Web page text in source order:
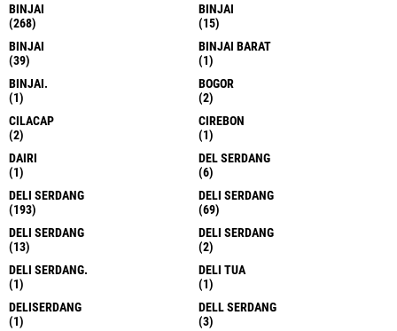
BINJAI
(268)
BINJAI
(15)
BINJAI
(39)
BINJAI BARAT
(1)
BINJAI.
(1)
BOGOR
(2)
CILACAP
(2)
CIREBON
(1)
DAIRI
(1)
DEL SERDANG
(6)
DELI SERDANG
(193)
DELI SERDANG
(69)
DELI SERDANG
(13)
DELI SERDANG
(2)
DELI SERDANG.
(1)
DELI TUA
(1)
DELISERDANG
(1)
DELL SERDANG
(3)